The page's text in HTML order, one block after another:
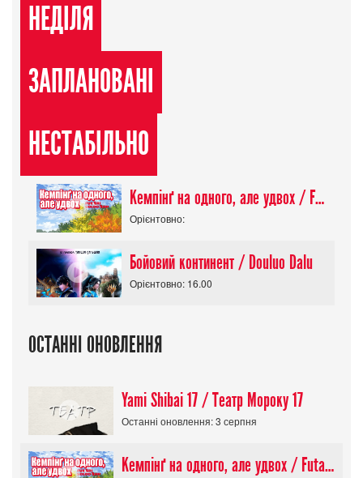
НЕДІЛЯ
ЗАПЛАНОВАНІ
НЕСТАБІЛЬНО
Кемпінґ на одного, але удвох / Futari Solo Camp
Орієнтовно:
Бойовий континент / Douluo Dalu
Орієнтовно: 16.00
ОСТАННІ ОНОВЛЕННЯ
Yami Shibai 17 / Театр Мороку 17
Останні оновлення: 3 серпня
Кемпінґ на одного, але удвох / Futari Solo Camp